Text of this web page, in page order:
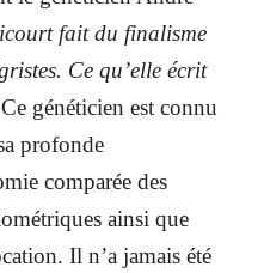
fait du finalisme
Ce qu’elle écrit
Ce généticien est connu
profonde
comparée des
ainsi que
Il n’a jamais été